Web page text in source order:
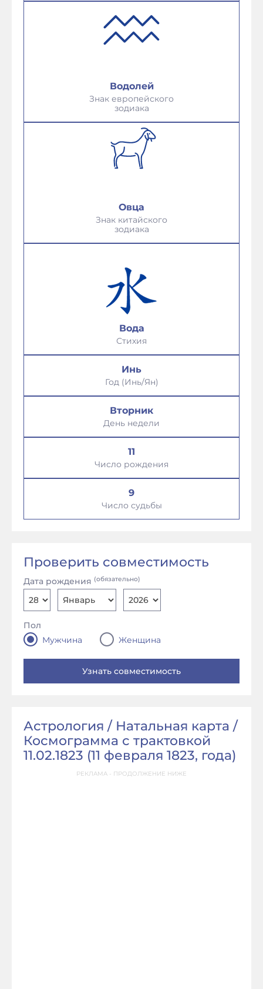
Водолей
Знак европейского
зодиака
Овца
Знак китайского
зодиака
Вода
Стихия
Инь
Год (Инь/Ян)
Вторник
День недели
11
Число рождения
9
Число судьбы
Проверить совместимость
Дата рождения (обязательно)
Пол
Мужчина
Женщина
Астрология / Натальная карта /
Космограмма с трактовкой
11.02.1823 (11 февраля 1823, года)
РЕКЛАМА - ПРОДОЛЖЕНИЕ НИЖЕ